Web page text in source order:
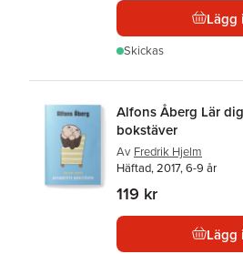
Lägg
Skickas
Alfons Åberg Lär
bokstäver
Av Fredrik Hjelm
Häftad, 2017, 6-9 år
119 kr
Lägg